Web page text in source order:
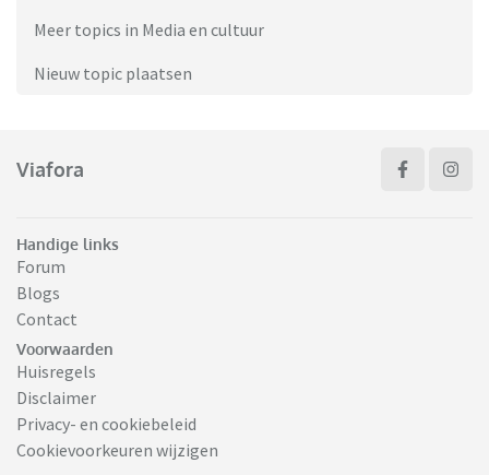
Meer topics in Media en cultuur
Nieuw topic plaatsen
Viafora
Handige links
Forum
Blogs
Contact
Voorwaarden
Huisregels
Disclaimer
Privacy- en cookiebeleid
Cookievoorkeuren wijzigen